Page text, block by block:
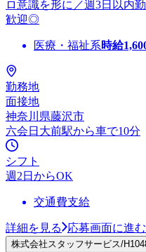
ロ意識を形に／週3日以内
歓迎◎
医療・福祉系時給
勤務地
面接地
神奈川県藤沢市
六会日大前駅から車で10分
シフト
週2日からOK
交通費支給
詳細を見る 応募画面に進む
株式会社スタッフサービス/